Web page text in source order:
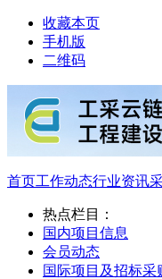
收藏本页
手机版
二维码
首页工作动态行业资讯
热点栏目：
国内项目信息
会员动态
国际项目及招标采